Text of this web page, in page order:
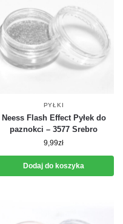
PYŁKI
Neess Flash Effect Pyłek do
paznokci – 3577 Srebro
9,99zł
Dodaj do koszyka